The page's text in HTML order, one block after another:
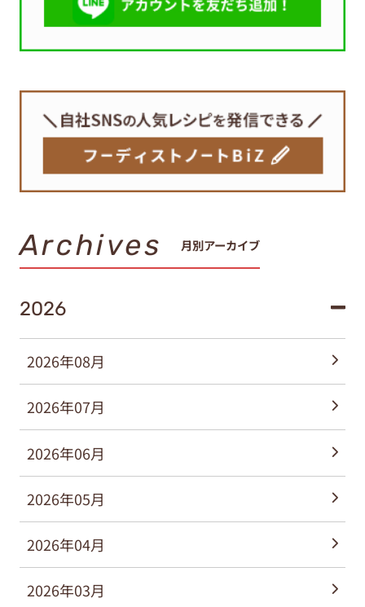
Archives 月別アーカイブ
2026
2026年08月
2026年07月
2026年06月
2026年05月
2026年04月
2026年03月